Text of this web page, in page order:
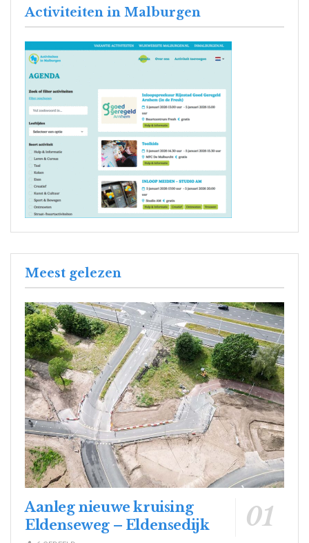
Activiteiten in Malburgen
Meest gelezen
Aanleg nieuwe kruising
Eldenseweg – Eldensedijk